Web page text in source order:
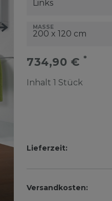
MASSE
734,90 € *
Inhalt 1 Stück
Lieferzeit:
Versandkosten: